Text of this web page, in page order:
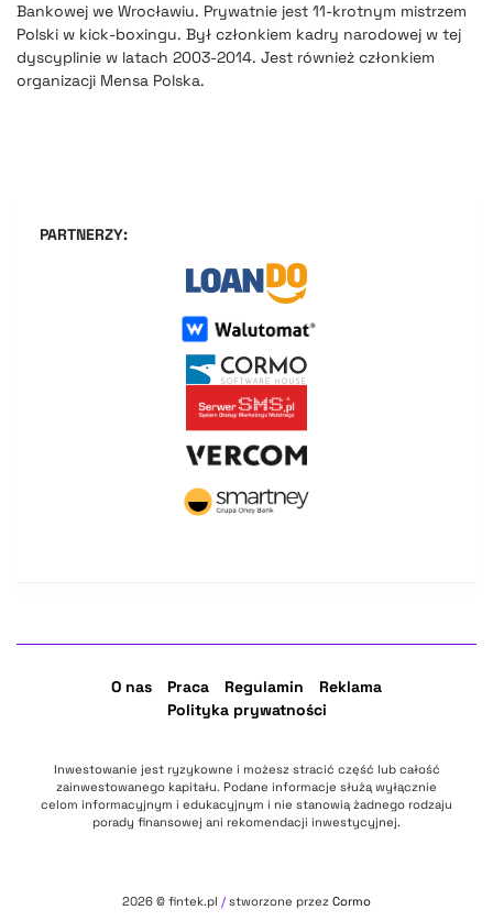
Bankowej we Wrocławiu. Prywatnie jest 11-krotnym mistrzem
Polski w kick-boxingu. Był członkiem kadry narodowej w tej
dyscyplinie w latach 2003-2014. Jest również członkiem
organizacji Mensa Polska.
PARTNERZY:
O nas Praca Regulamin
Reklama
Polityka prywatności
Inwestowanie jest ryzykowne i możesz stracić część lub całość
zainwestowanego kapitału. Podane informacje służą wyłącznie
celom informacyjnym i edukacyjnym i nie stanowią żadnego rodzaju
porady finansowej ani rekomendacji inwestycyjnej.
2026 © fintek.pl / stworzone przez Cormo